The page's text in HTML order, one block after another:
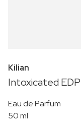
Kilian
Intoxicated EDP
Eau de Parfum
50 ml